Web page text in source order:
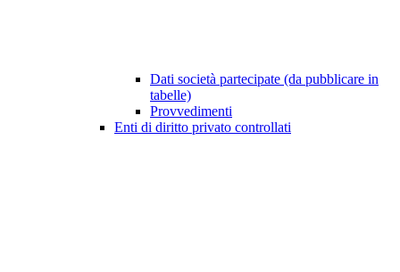
Dati società partecipate (da pubblicare in
tabelle)
Provvedimenti
Enti di diritto privato controllati